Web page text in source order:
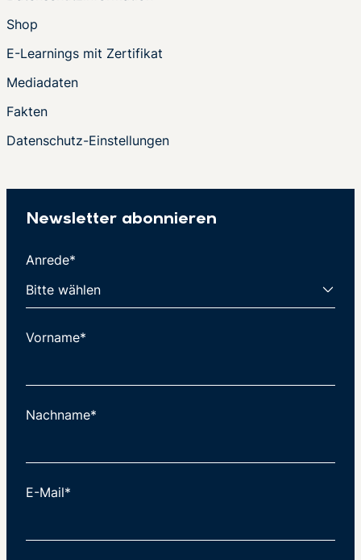
Shop
E-Learnings mit Zertifikat
Mediadaten
Fakten
Datenschutz-Einstellungen
Newsletter abonnieren
Anrede*
Vorname*
Nachname*
E-Mail*